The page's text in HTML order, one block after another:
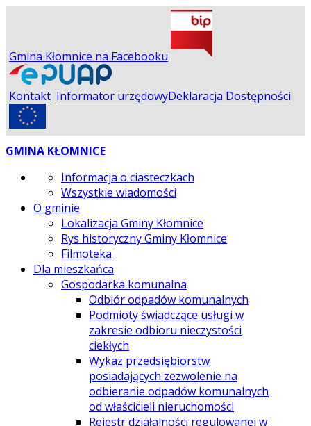
Gmina Kłomnice na Facebooku
Kontakt Informator urzędowyDeklaracja Dostępności
GMINA KŁOMNICE
Informacja o ciasteczkach
Wszystkie wiadomości
O gminie
Lokalizacja Gminy Kłomnice
Rys historyczny Gminy Kłomnice
Filmoteka
Dla mieszkańca
Gospodarka komunalna
Odbiór odpadów komunalnych
Podmioty świadczące usługi w
zakresie odbioru nieczystości
ciekłych
Wykaz przedsiębiorstw
posiadających zezwolenie na
odbieranie odpadów komunalnych
od właścicieli nieruchomości
Rejestr działalności regulowanej w